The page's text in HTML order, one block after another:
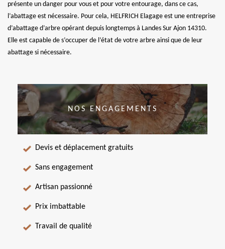
présente un danger pour vous et pour votre entourage, dans ce cas,
l’abattage est nécessaire. Pour cela, HELFRICH Elagage est une entreprise
d’abattage d’arbre opérant depuis longtemps à Landes Sur Ajon 14310.
Elle est capable de s’occuper de l’état de votre arbre ainsi que de leur
abattage si nécessaire.
NOS ENGAGEMENTS
Devis et déplacement gratuits
Sans engagement
Artisan passionné
Prix imbattable
Travail de qualité